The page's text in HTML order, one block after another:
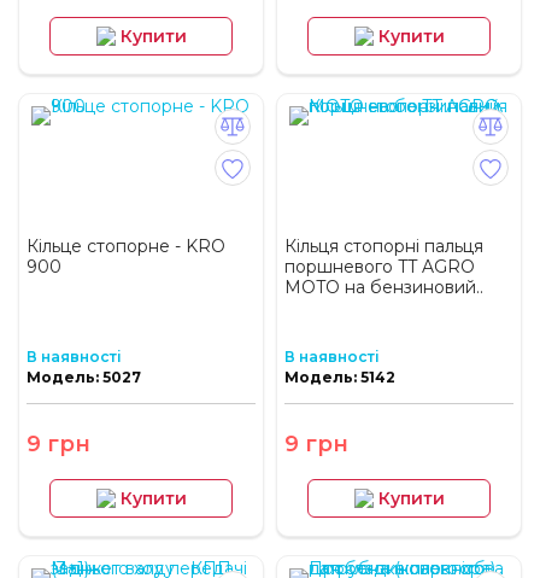
Купити Купити
Кільце стопорне - KRO
900
В наявності
Модель: 5027
9 грн
Купити
Кільця стопорні пальця
поршневого TT AGRO
MOTO на бензиновий..
В наявності
Модель: 5142
9 грн
Купити